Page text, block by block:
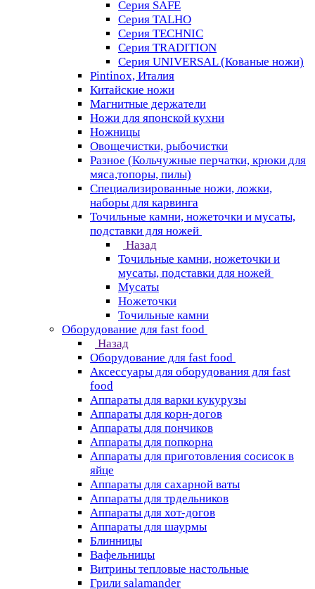
Серия SAFE
Серия TALHO
Серия TECHNIC
Серия TRADITION
Серия UNIVERSAL (Кованые ножи)
Pintinox, Италия
Китайские ножи
Магнитные держатели
Ножи для японской кухни
Ножницы
Овощечистки, рыбочистки
Разное (Кольчужные перчатки, крюки для
мяса,топоры, пилы)
Специализированные ножи, ложки,
наборы для карвинга
Точильные камни, ножеточки и мусаты,
подставки для ножей
Назад
Точильные камни, ножеточки и
мусаты, подставки для ножей
Мусаты
Ножеточки
Точильные камни
Оборудование для fast food
Назад
Оборудование для fast food
Аксессуары для оборудования для fast
food
Аппараты для варки кукурузы
Аппараты для корн-догов
Аппараты для пончиков
Аппараты для попкорна
Аппараты для приготовления сосисок в
яйце
Аппараты для сахарной ваты
Аппараты для трдельников
Аппараты для хот-догов
Аппараты для шаурмы
Блинницы
Вафельницы
Витрины тепловые настольные
Грили salamander